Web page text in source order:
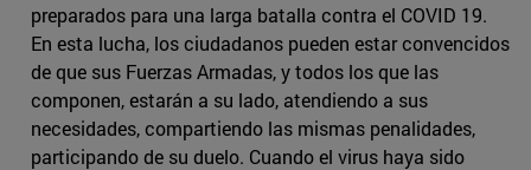
preparados para una larga batalla contra el COVID 19.
En esta lucha, los ciudadanos pueden estar convencidos
de que sus Fuerzas Armadas, y todos los que las
componen, estarán a su lado, atendiendo a sus
necesidades, compartiendo las mismas penalidades,
participando de su duelo. Cuando el virus haya sido